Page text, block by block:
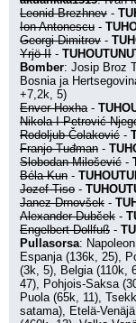
Leonid Brezhnev -
Ion Antonescu -
Georgi Dimitrov -
Yrjö II -
Bomber: Josip Broz
Bosnia ja
+7,2k, 5)
Enver Hoxha -
Nikola I Petrović-
Rodoljub Čolaković -
Franjo Tuđman -
Slobodan Milošević -
Béla Kun -
Jozef Tiso -
Janez Drnovšek -
Alexander Dubček -
Engelbert Dollfuß -
Pullasorsa:
Espanja (136k, 25),
(3k, 5), Belgia (110k,
47), Pohjois-Saksa
Puola (65k, 11),
satama), Etelä-